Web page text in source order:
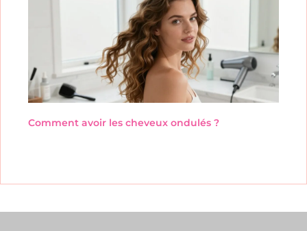
Comment avoir les cheveux ondulés ?